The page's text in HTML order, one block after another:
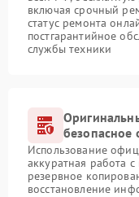
включая срочный
статус ремонта
постгарантийное
службы техники
безопасное
Использование
аккуратная работа
резервное
восстановление